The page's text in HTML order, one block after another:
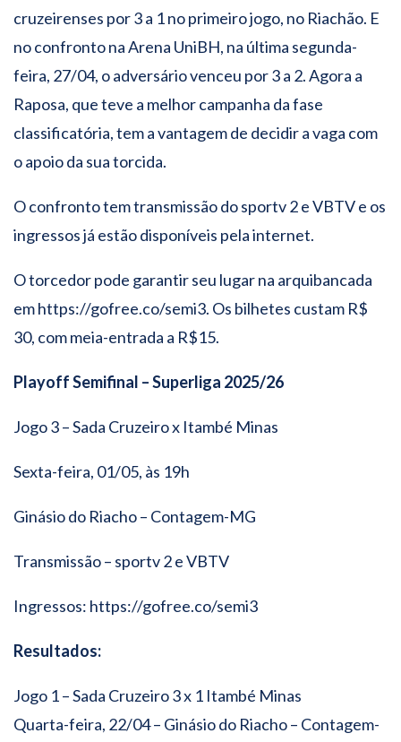
cruzeirenses por 3 a 1 no primeiro jogo, no Riachão. E
no confronto na Arena UniBH, na última segunda-
feira, 27/04, o adversário venceu por 3 a 2. Agora a
Raposa, que teve a melhor campanha da fase
classificatória, tem a vantagem de decidir a vaga com
o apoio da sua torcida.
O confronto tem transmissão do sportv 2 e VBTV e os
ingressos já estão disponíveis pela internet.
O torcedor pode garantir seu lugar na arquibancada
em https://gofree.co/semi3. Os bilhetes custam R$
30, com meia-entrada a R$15.
Playoff Semifinal – Superliga 2025/26
Jogo 3 – Sada Cruzeiro x Itambé Minas
Sexta-feira, 01/05, às 19h
Ginásio do Riacho – Contagem-MG
Transmissão – sportv 2 e VBTV
Ingressos: https://gofree.co/semi3
Resultados:
Jogo 1 – Sada Cruzeiro 3 x 1 Itambé Minas
Quarta-feira, 22/04 – Ginásio do Riacho – Contagem-